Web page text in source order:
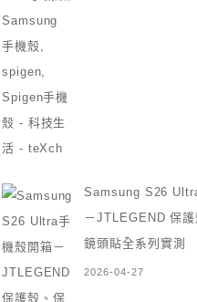
Samsung S26
－JTLEGEND 保護
鏡頭貼全系列實測
2026-04-27